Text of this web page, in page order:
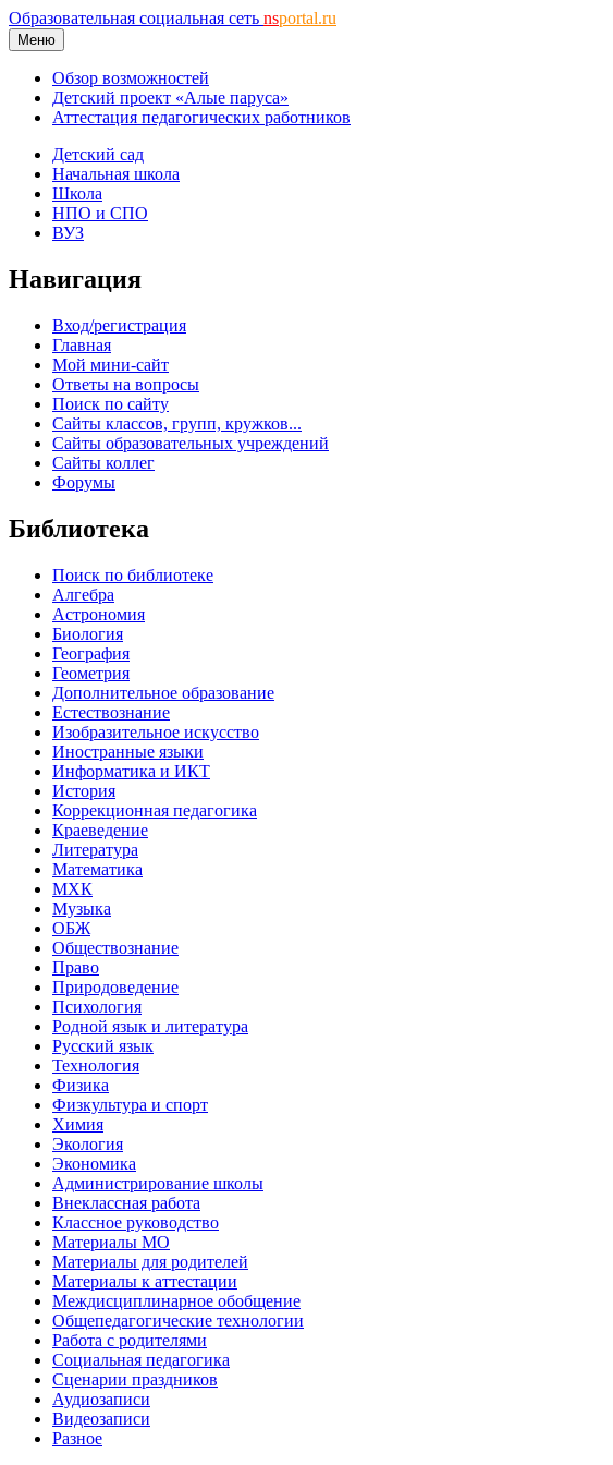
Образовательная социальная сеть nsportal.ru
Меню
Обзор возможностей
Детский проект «Алые паруса»
Аттестация педагогических работников
Детский сад
Начальная школа
Школа
НПО и СПО
ВУЗ
Навигация
Вход/регистрация
Главная
Мой мини-сайт
Ответы на вопросы
Поиск по сайту
Сайты классов, групп, кружков...
Сайты образовательных учреждений
Сайты коллег
Форумы
Библиотека
Поиск по библиотеке
Алгебра
Астрономия
Биология
География
Геометрия
Дополнительное образование
Естествознание
Изобразительное искусство
Иностранные языки
Информатика и ИКТ
История
Коррекционная педагогика
Краеведение
Литература
Математика
МХК
Музыка
ОБЖ
Обществознание
Право
Природоведение
Психология
Родной язык и литература
Русский язык
Технология
Физика
Физкультура и спорт
Химия
Экология
Экономика
Администрирование школы
Внеклассная работа
Классное руководство
Материалы МО
Материалы для родителей
Материалы к аттестации
Междисциплинарное обобщение
Общепедагогические технологии
Работа с родителями
Социальная педагогика
Сценарии праздников
Аудиозаписи
Видеозаписи
Разное